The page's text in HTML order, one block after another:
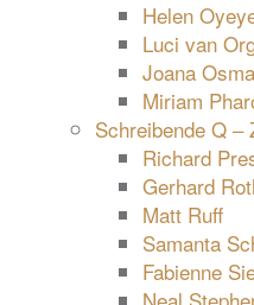
Helen
Luci van
Joana
Miriam
Schreibende Q –
Richard
Gerhard
Matt Ruff
Samanta
Fabienne